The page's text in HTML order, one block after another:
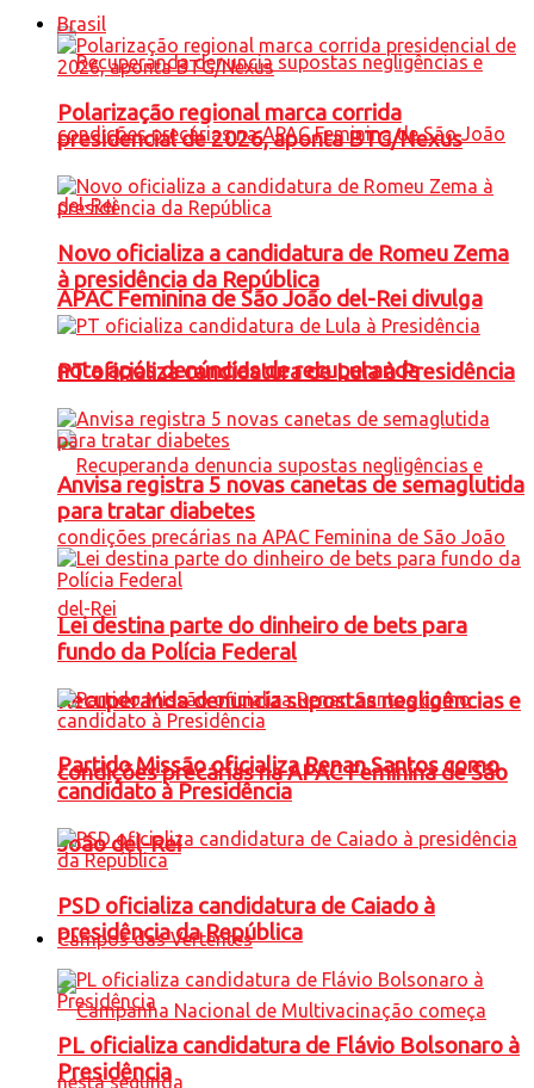
APAC Feminina de São João del-Rei divulga
nota após denúncias de recuperanda
Recuperanda denuncia supostas negligências e
condições precárias na APAC Feminina de São
João del-Rei
Campos das Vertentes
Brasil
Polarização regional marca corrida
presidencial de 2026, aponta BTG/Nexus
Novo oficializa a candidatura de Romeu Zema
à presidência da República
PT oficializa candidatura de Lula à Presidência
Anvisa registra 5 novas canetas de semaglutida
para tratar diabetes
Lei destina parte do dinheiro de bets para
fundo da Polícia Federal
Partido Missão oficializa Renan Santos como
candidato à Presidência
PSD oficializa candidatura de Caiado à
presidência da República
PL oficializa candidatura de Flávio Bolsonaro à
Presidência